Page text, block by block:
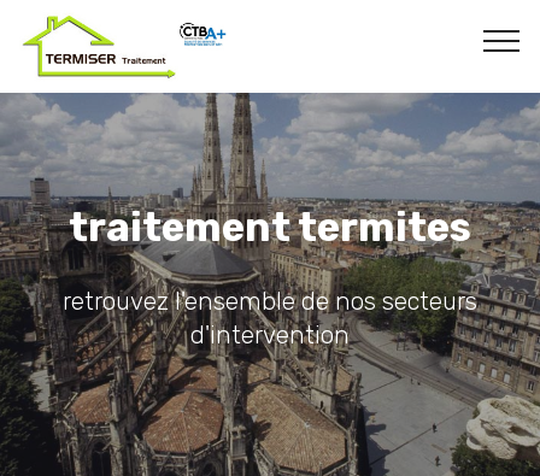
traitement termites
retrouvez l'ensemble de nos secteurs
d'intervention